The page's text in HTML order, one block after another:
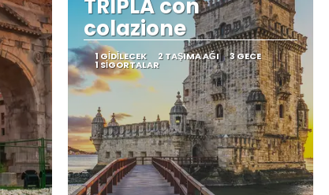
TRIPLA con
colazione
1 GIDILECEK 2 TAŞIMA AĞI 3 GECE
1 SIGORTALAR